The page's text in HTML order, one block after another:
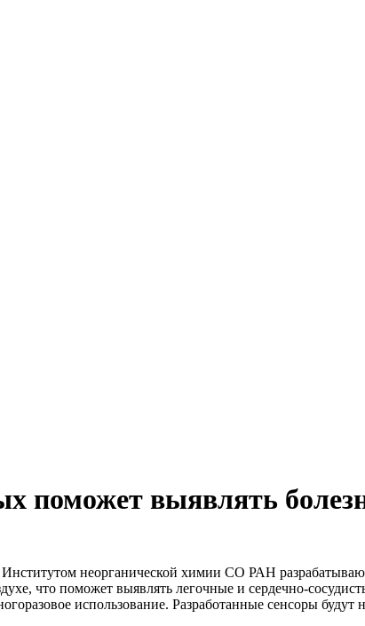
поможет выявлять
неорганической химии СО РАН
что поможет выявлять легочные и сердечно-
использование. Разработанные сенсоры